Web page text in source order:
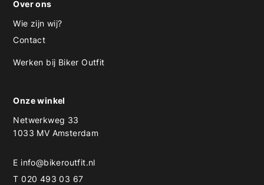
Over ons
Wie zijn wij?
Contact
Werken bij Biker Outfit
Onze winkel
Netwerkweg 33
1033 MV Amsterdam
E info@bikeroutfit.nl
T 020 493 03 67